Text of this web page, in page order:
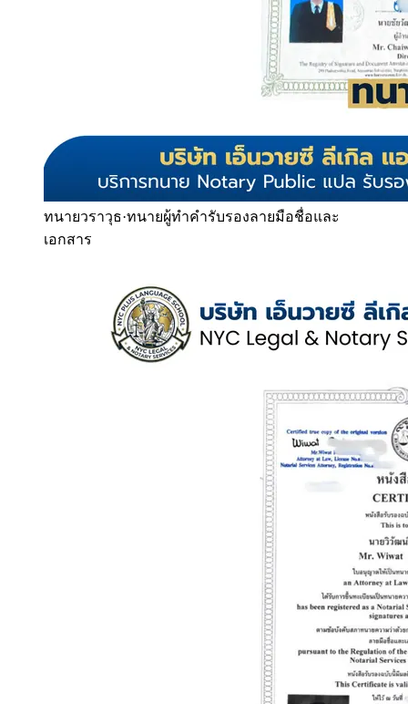
ทนายวราวุธ·ทนายผู้ทำคำรับรองลายมือชื่อและ
เอกสาร